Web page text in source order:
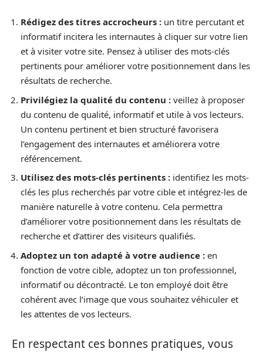
Rédigez des titres accrocheurs : un titre percutant et
informatif incitera les internautes à cliquer sur votre lien
et à visiter votre site. Pensez à utiliser des mots-clés
pertinents pour améliorer votre positionnement dans les
résultats de recherche.
Privilégiez la qualité du contenu : veillez à proposer
du contenu de qualité, informatif et utile à vos lecteurs.
Un contenu pertinent et bien structuré favorisera
l’engagement des internautes et améliorera votre
référencement.
Utilisez des mots-clés pertinents : identifiez les mots-
clés les plus recherchés par votre cible et intégrez-les de
manière naturelle à votre contenu. Cela permettra
d’améliorer votre positionnement dans les résultats de
recherche et d’attirer des visiteurs qualifiés.
Adoptez un ton adapté à votre audience : en
fonction de votre cible, adoptez un ton professionnel,
informatif ou décontracté. Le ton employé doit être
cohérent avec l’image que vous souhaitez véhiculer et
les attentes de vos lecteurs.
En respectant ces bonnes pratiques, vous